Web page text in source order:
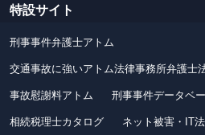
特設サイト
刑事事件弁護士アトム
交通事故に強いアトム法律事務所弁護士
事故慰謝料アトム 刑事事件データベ
相続税理士カタログ ネット被害・IT